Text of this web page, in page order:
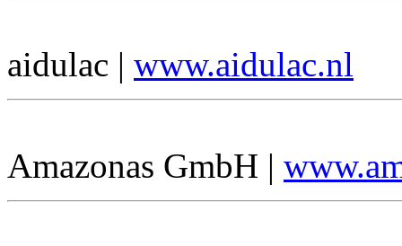
aidulac | www.aidulac.nl
Amazonas GmbH |